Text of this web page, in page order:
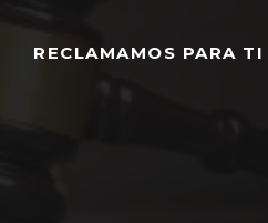
RECLAMAMOS PARA TI